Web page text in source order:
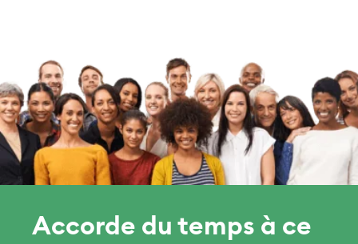
Accorde du temps à ce